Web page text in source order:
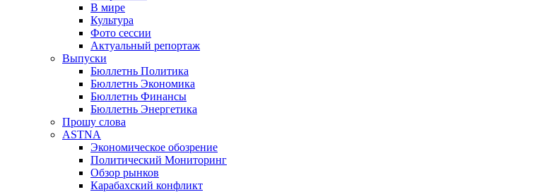
В мире
Культура
Фото сессии
Актуальный репортаж
Выпуски
Бюллетнь Политика
Бюллетнь Экономика
Бюллетнь Финансы
Бюллетнь Энергетика
Прошу слова
ASTNA
Экономическое обозрение
Политический Мониторинг
Обзор рынков
Карабахский конфликт